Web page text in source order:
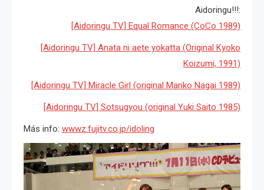
Aidoringu!!!:
[Aidoringu TV] Equal Romance (CoCo 1989)
[Aidoringu TV] Anata ni aete yokatta (Original Kyoko
Koizumi, 1991)
[Aidoringu TV] Miracle Girl (original Mariko Nagai 1989)
[Aidoringu TV] Sotsugyou (original Yuki Saito 1985)
Más info: wwwz.fujitv.co.jp/idoling